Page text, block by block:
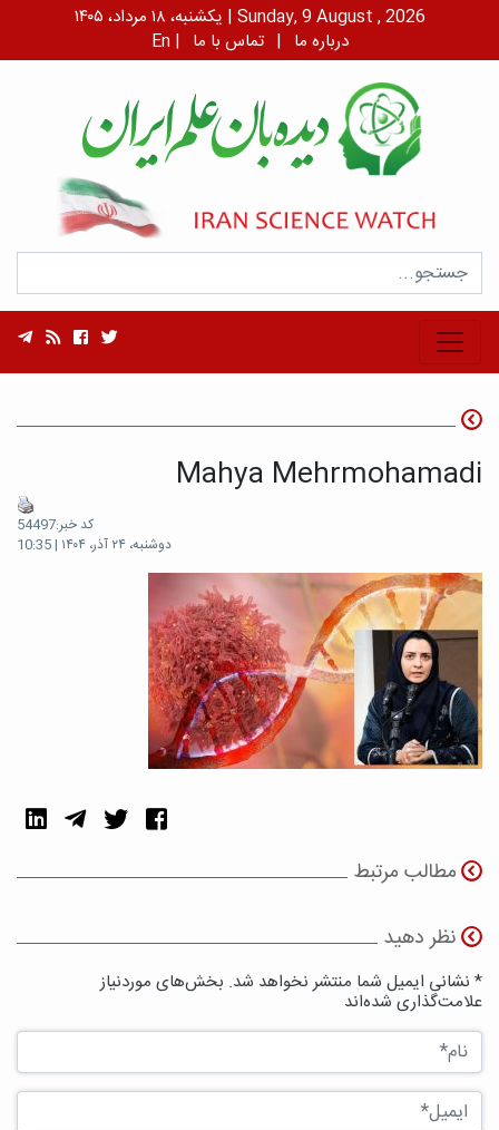
یکشنبه، ۱۸ مرداد، ۱۴۰۵ | Sunday, 9 August , 2026
En | درباره ما | تماس با ما
Mahya Mehrmohamadi
کد خبر:54497
دوشنبه، ۲۴ آذر، ۱۴۰۴ | 10:35
مطالب مرتبط
نظر دهید
* نشانی ایمیل شما منتشر نخواهد شد. بخش‌های موردنیاز
علامت‌گذاری شده‌اند